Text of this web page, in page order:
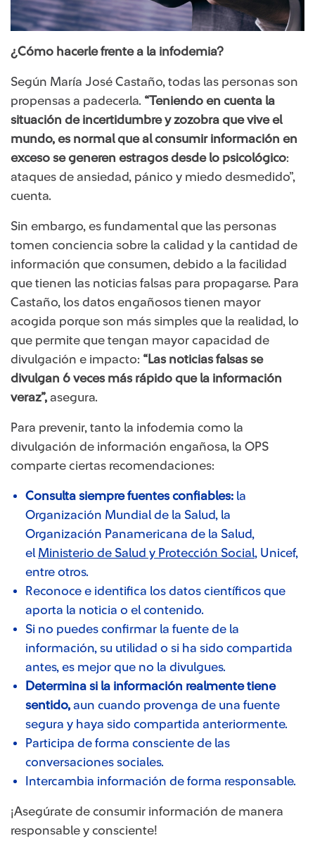
¿Cómo hacerle frente a la infodemia?
Según María José Castaño, todas las personas son
propensas a padecerla. “Teniendo en cuenta la
situación de incertidumbre y zozobra que vive el
mundo, es normal que al consumir información en
exceso se generen estragos desde lo psicológico:
ataques de ansiedad, pánico y miedo desmedido”,
cuenta.
Sin embargo, es fundamental que las personas
tomen conciencia sobre la calidad y la cantidad de
información que consumen, debido a la facilidad
que tienen las noticias falsas para propagarse. Para
Castaño, los datos engañosos tienen mayor
acogida porque son más simples que la realidad, lo
que permite que tengan mayor capacidad de
divulgación e impacto: “Las noticias falsas se
divulgan 6 veces más rápido que la información
veraz”, asegura. ​​
Para prevenir, tanto la infodemia como la
divulgación de información engañosa, la OPS
comparte ciertas recomendaciones:
Consulta siempre fuentes confiables: la
Organización Mundial de la Salud, la
Organización Panamericana de la Salud,
el Ministerio de Salud y Protección Social​, Unicef,
entre otros.
Reconoce e identifica los datos científicos que
aporta la noticia o el contenido.
Si no puedes confirmar la fuente de la
información, su utilidad o si ha sido compartida
antes, es mejor que no la divulgues.
Determina si la información realmente tiene
sentido, aun cuando provenga de una fuente
segura y haya sido compartida anteriormente.
Participa de forma consciente de las
conversaciones sociales.
Intercambia información de forma responsable.
¡Asegúrate de consumir información de manera
responsable y consciente!